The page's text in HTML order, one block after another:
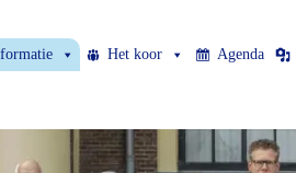
Het koor Agenda